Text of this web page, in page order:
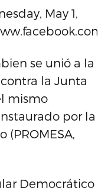
May 1,
se unió a la
la Junta
mismo
por la
(PROMESA,
Democrático